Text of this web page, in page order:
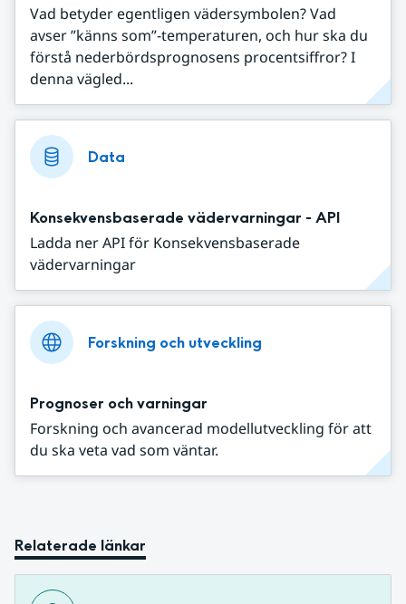
Vad betyder egentligen vädersymbolen? Vad
avser ”känns som”-temperaturen, och hur ska du
förstå nederbördsprognosens procentsiffror? I
denna vägled...
Data
Konsekvensbaserade vädervarningar - API
Ladda ner API för Konsekvensbaserade
vädervarningar
Forskning och utveckling
Prognoser och varningar
Forskning och avancerad modellutveckling för att
du ska veta vad som väntar.
Relaterade länkar